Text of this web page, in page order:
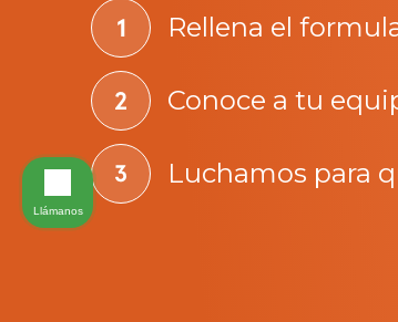
Rellena el
Conoce a tu
Luchamos para
Llámanos